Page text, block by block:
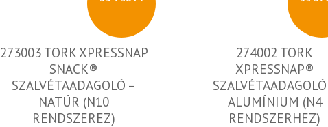
273003 TORK XPRESSNAP
SNACK®
SZALVÉTAADAGOLÓ –
NATÚR (N10
RENDSZEREZ)
274002 TORK
XPRESSNAP®
ALUMÍNIUM (N4
RENDSZERHEZ)